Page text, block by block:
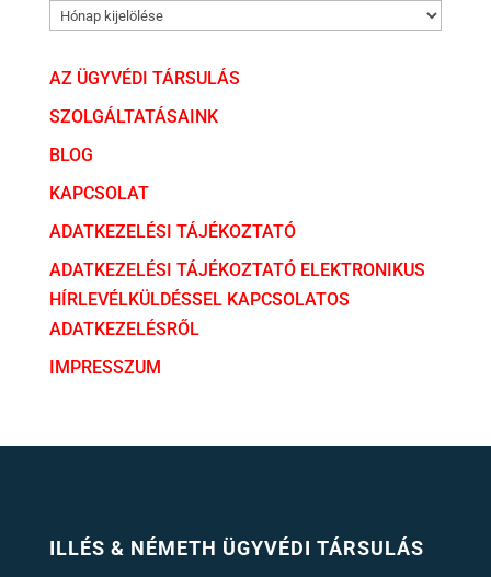
ARCHÍVUM
AZ ÜGYVÉDI TÁRSULÁS
SZOLGÁLTATÁSAINK
BLOG
KAPCSOLAT
ADATKEZELÉSI TÁJÉKOZTATÓ
ADATKEZELÉSI TÁJÉKOZTATÓ ELEKTRONIKUS
HÍRLEVÉLKÜLDÉSSEL KAPCSOLATOS
ADATKEZELÉSRŐL
IMPRESSZUM
ILLÉS & NÉMETH ÜGYVÉDI TÁRSULÁS